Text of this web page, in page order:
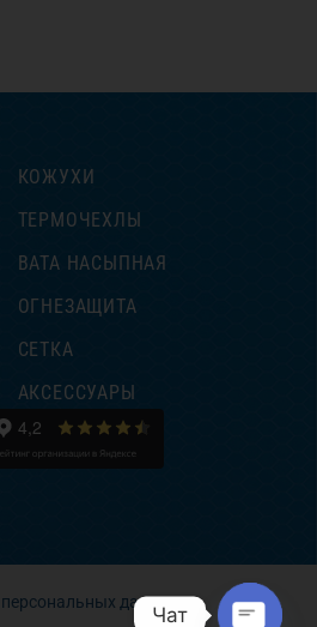
КОЖУХИ
ТЕРМОЧЕХЛЫ
ВАТА НАСЫПНАЯ
ОГНЕЗАЩИТА
СЕТКА
АКСЕССУАРЫ
персональных данных
Чат